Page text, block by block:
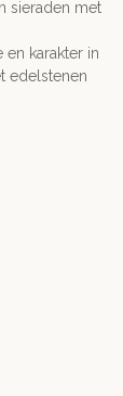
sieraden met
karakter in
edelstenen